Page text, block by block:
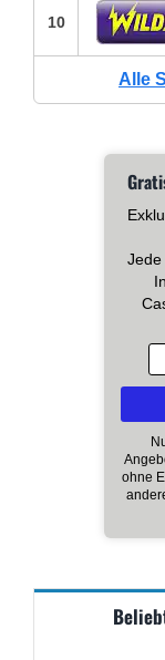
10
Alle
Jede
ohne